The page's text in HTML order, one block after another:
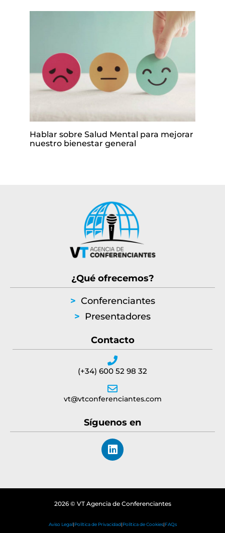
Hablar sobre Salud Mental para mejorar
nuestro bienestar general
¿Qué ofrecemos?
> Conferenciantes
> Presentadores
Contacto
(+34) 600 52 98 32
vt@vtconferenciantes.com
Síguenos en
L
i
d
n
2026 © VT Agencia de Conferenciantes
Aviso Legal|Política de Privacidad|Política de Cookies|FAQs